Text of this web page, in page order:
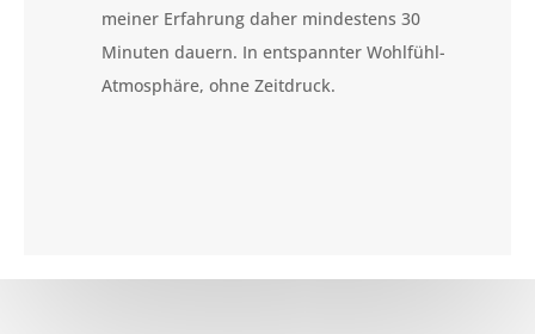
meiner Erfahrung daher mindestens 30
Minuten dauern. In entspannter Wohlfühl-
Atmosphäre, ohne Zeitdruck.